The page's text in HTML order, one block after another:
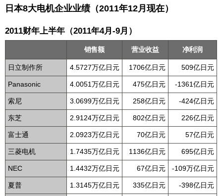
日本8大电机企业业绩（2011年12月现在）
2011财年上半年（2011年4月-9月）
销售额 营业收益 净利润
日立制作所 4.5727万亿日元 1706亿日元 509亿日元
Panasonic 4.0051万亿日元 475亿日元 -1361亿日元
索尼 3.0699万亿日元 258亿日元 -424亿日元
东芝 2.9124万亿日元 802亿日元 226亿日元
富士通 2.0923万亿日元 70亿日元 57亿日元
三菱电机 1.7435万亿日元 1136亿日元 695亿日元
NEC 1.4432万亿日元 67亿日元 -109万亿日元
夏普 1.3145万亿日元 335亿日元 -398亿日元